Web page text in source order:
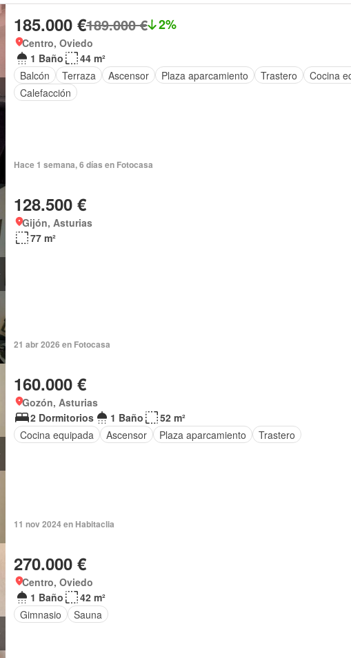
185.000 €189.000 € 2%
Centro, Oviedo
1 Baño
44 m²
Balcón
Terraza Ascensor Plaza aparcamiento Trastero
Cocina
Calefacción
Hace 1 semana, 6 días en Fotocasa
128.500 €
Gijón, Asturias
77 m²
21 abr 2026 en Fotocasa
160.000 €
Gozón, Asturias
2 Dormitorios
1 Baño
52 m²
Cocina equipada
Ascensor Plaza aparcamiento Trastero
11 nov 2024 en Habitaclia
270.000 €
Centro, Oviedo
1 Baño
42 m²
Gimnasio
Sauna